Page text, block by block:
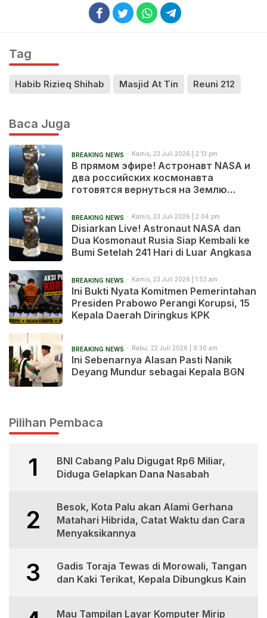
Tag
Habib Rizieq Shihab Masjid At Tin Reuni 212
Baca Juga
BREAKING NEWS Kamis, 23 Juli 2026 | 2:13 pm
В прямом эфире! Астронавт NASA и
два российских космонавта
готовятся вернуться на Землю
BREAKING NEWS Kamis, 23 Juli 2026 | 2:04 pm
Disiarkan Live! Astronaut NASA dan
Dua Kosmonaut Rusia Siap Kembali ke
Bumi Setelah 241 Hari di Luar Angkasa
BREAKING NEWS Kamis, 23 Juli 2026 | 1:53 am
Ini Bukti Nyata Komitmen Pemerintahan
Presiden Prabowo Perangi Korupsi, 15
Kepala Daerah Diringkus KPK
BREAKING NEWS Rabu, 22 Juli 2026 | 9:30 am
Ini Sebenarnya Alasan Pasti Nanik
Deyang Mundur sebagai Kepala BGN
Pilihan Pembaca
1
BNI Cabang Palu Digugat Rp6 Miliar,
Diduga Gelapkan Dana Nasabah
2
Besok, Kota Palu akan Alami Gerhana
Matahari Hibrida, Catat Waktu dan Cara
Menyaksikannya
3
Gadis Toraja Tewas di Morowali, Tangan
dan Kaki Terikat, Kepala Dibungkus Kain
Mau Tampilan Layar Komputer Mirip